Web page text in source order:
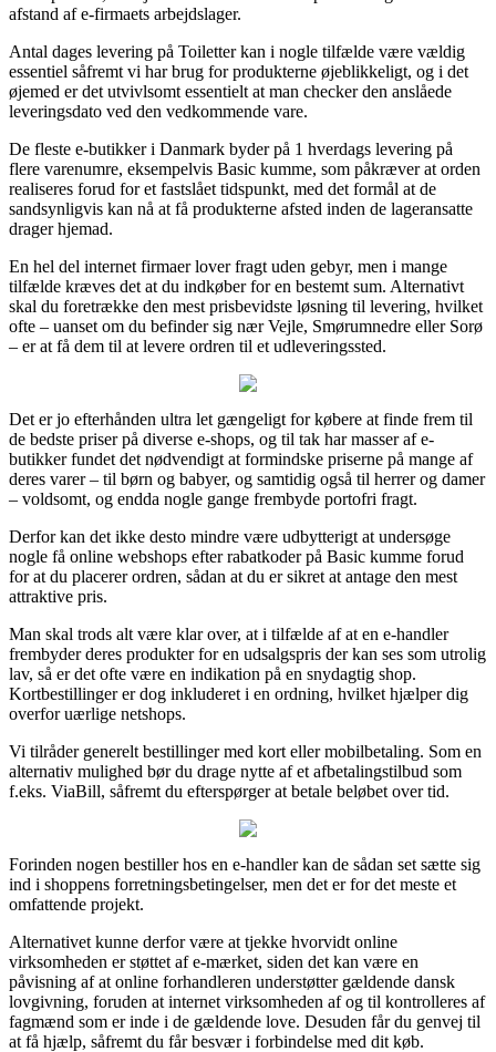
afstand af e-firmaets arbejdslager.
Antal dages levering på Toiletter kan i nogle tilfælde være vældig
essentiel såfremt vi har brug for produkterne øjeblikkeligt, og i det
øjemed er det utvivlsomt essentielt at man checker den anslåede
leveringsdato ved den vedkommende vare.
De fleste e-butikker i Danmark byder på 1 hverdags levering på
flere varenumre, eksempelvis Basic kumme, som påkræver at orden
realiseres forud for et fastslået tidspunkt, med det formål at de
sandsynligvis kan nå at få produkterne afsted inden de lageransatte
drager hjemad.
En hel del internet firmaer lover fragt uden gebyr, men i mange
tilfælde kræves det at du indkøber for en bestemt sum. Alternativt
skal du foretrække den mest prisbevidste løsning til levering, hvilket
ofte – uanset om du befinder sig nær Vejle, Smørumnedre eller Sorø
– er at få dem til at levere ordren til et udleveringssted.
Det er jo efterhånden ultra let gængeligt for købere at finde frem til
de bedste priser på diverse e-shops, og til tak har masser af e-
butikker fundet det nødvendigt at formindske priserne på mange af
deres varer – til børn og babyer, og samtidig også til herrer og damer
– voldsomt, og endda nogle gange frembyde portofri fragt.
Derfor kan det ikke desto mindre være udbytterigt at undersøge
nogle få online webshops efter rabatkoder på Basic kumme forud
for at du placerer ordren, sådan at du er sikret at antage den mest
attraktive pris.
Man skal trods alt være klar over, at i tilfælde af at en e-handler
frembyder deres produkter for en udsalgspris der kan ses som utrolig
lav, så er det ofte være en indikation på en snydagtig shop.
Kortbestillinger er dog inkluderet i en ordning, hvilket hjælper dig
overfor uærlige netshops.
Vi tilråder generelt bestillinger med kort eller mobilbetaling. Som en
alternativ mulighed bør du drage nytte af et afbetalingstilbud som
f.eks. ViaBill, såfremt du efterspørger at betale beløbet over tid.
Forinden nogen bestiller hos en e-handler kan de sådan set sætte sig
ind i shoppens forretningsbetingelser, men det er for det meste et
omfattende projekt.
Alternativet kunne derfor være at tjekke hvorvidt online
virksomheden er støttet af e-mærket, siden det kan være en
påvisning af at online forhandleren understøtter gældende dansk
lovgivning, foruden at internet virksomheden af og til kontrolleres af
fagmænd som er inde i de gældende love. Desuden får du genvej til
at få hjælp, såfremt du får besvær i forbindelse med dit køb.